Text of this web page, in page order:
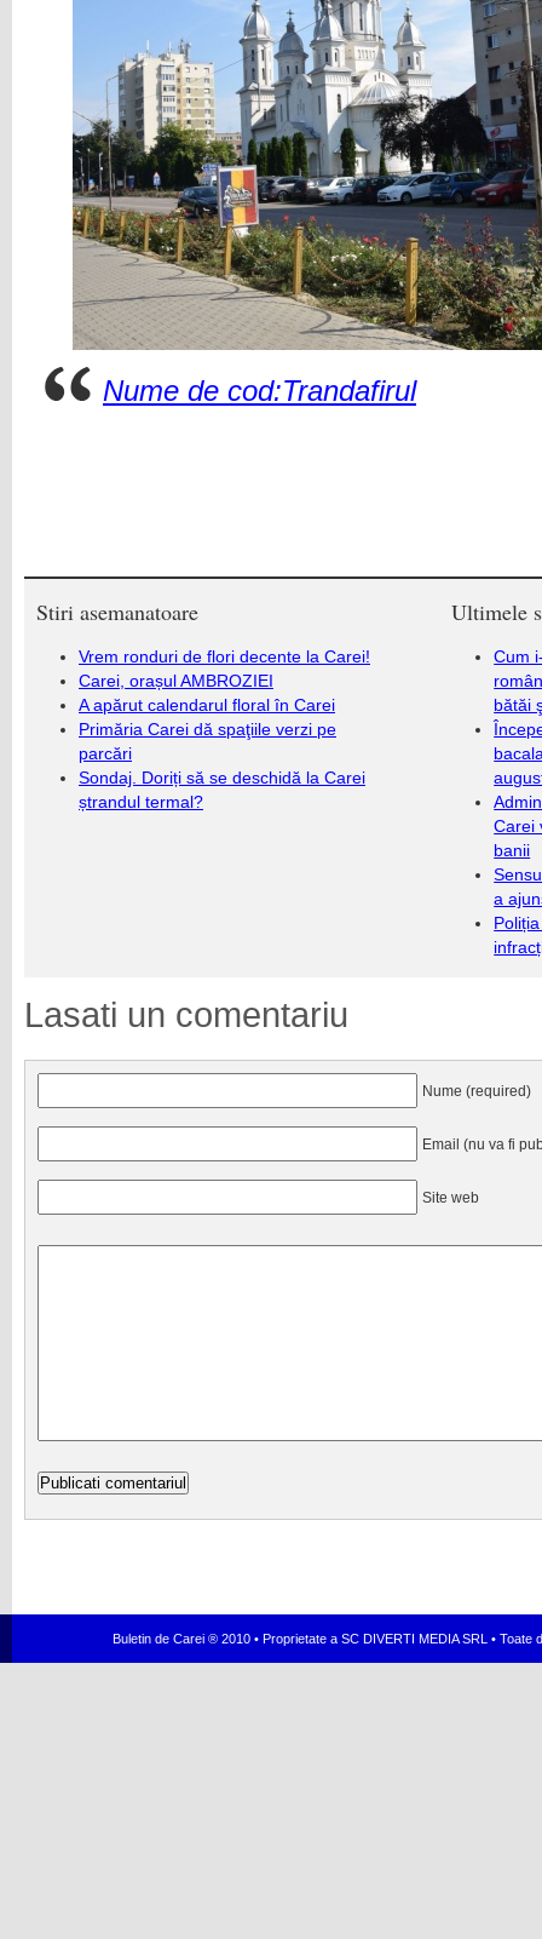
Nume de cod:Trandafirul
Stiri asemanatoare
Vrem ronduri de flori decente la Carei!
Carei, orașul AMBROZIEI
A apărut calendarul floral în Carei
Primăria Carei dă spaţiile verzi pe
parcări
Sondaj. Doriți să se deschidă la Carei
ștrandul termal?
Ultimele
Cum
bătăi
Carei
banii
a
Lasati un comentariu
Nume (required)
Email (nu va fi
Site web
Buletin de Carei ® 2010 • Proprietate a SC DIVERTI MEDIA SRL •